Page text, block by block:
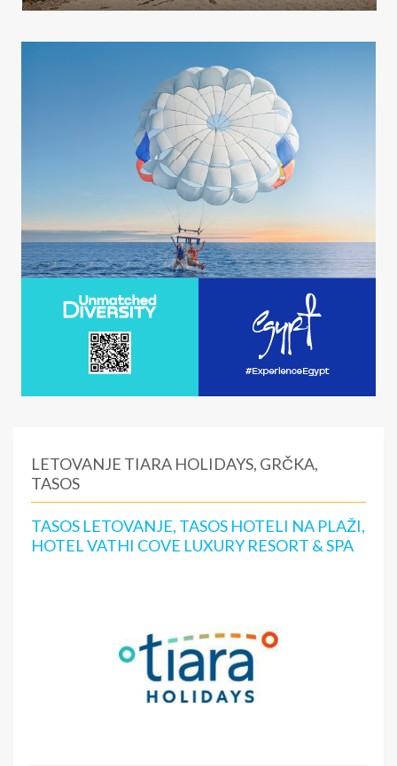
LETOVANJE TIARA HOLIDAYS, GRČKA,
TASOS
TASOS LETOVANJE, TASOS HOTELI NA PLAŽI,
HOTEL VATHI COVE LUXURY RESORT & SPA